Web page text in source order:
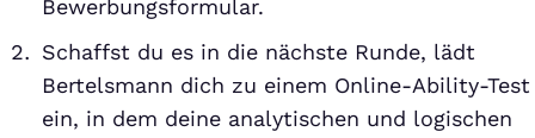
Bewerbungsformular.
Schaffst du es in die nächste Runde, lädt
Bertelsmann dich zu einem Online-Ability-Test
ein, in dem deine analytischen und logischen